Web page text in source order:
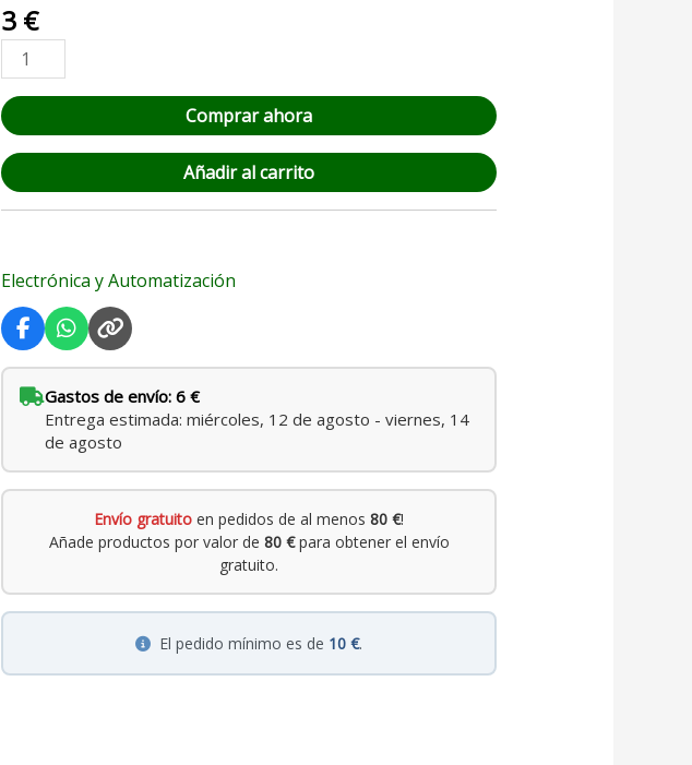
3 €
Cables
Holder
1
Slot
PP,
Ideal
para
LED
Proyectos
DIY
cantidad
Comprar ahora
Añadir al carrito
Electrónica y Automatización
Gastos de envío: 6 €
Entrega estimada: miércoles, 12 de agosto - viernes, 14
de agosto
Envío gratuito en pedidos de al menos80 €!
Añade productos por valor de 80 €para obtener el envío
gratuito.
El pedido mínimo es de 10 €.